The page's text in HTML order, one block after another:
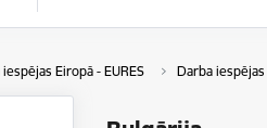
Eiropā - EURES Darba